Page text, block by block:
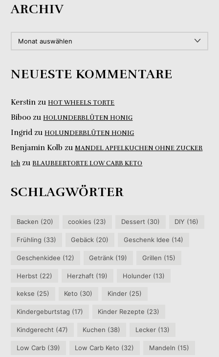
ARCHIV
NEUESTE KOMMENTARE
Kerstin zuHOT WHEELS TORTE
Biboo zuHOLUNDERBLÜTEN HONIG
IngridzuHOLUNDERBLÜTEN HONIG
Benjamin Kolb zuMANDEL APFELKUCHEN OHNE ZUCKER
Ich zuBLAUBEERTORTE LOW CARB KETO
SCHLAGWÖRTER
Backen (20) cookies (23) Dessert (30) DIY (16)
Frühling (33) Gebäck (20) Geschenk Idee (14)
Geschenkidee (12) Getränk (19) Grillen (15)
Herbst (22) Herzhaft (19) Holunder(13)
kekse (25) Keto (30) Kinder(25)
Kindergeburtstag (17) Kinder Rezepte (23)
Kindgerecht (47) Kuchen (38) Lecker(13)
Low Carb (39) Low Carb Keto (32) Mandeln (15)